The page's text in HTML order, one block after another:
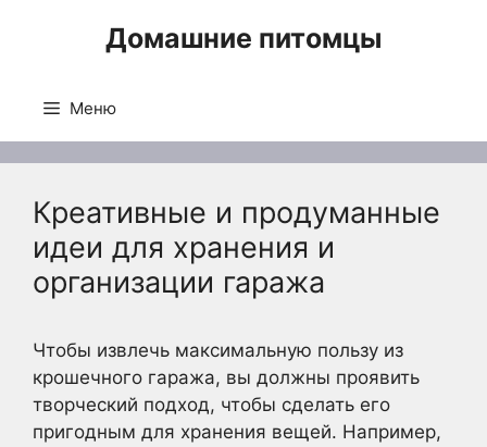
Домашние питомцы
Меню
Креативные и продуманные
идеи для хранения и
организации гаража
Чтобы извлечь максимальную пользу из
крошечного гаража, вы должны проявить
творческий подход, чтобы сделать его
пригодным для хранения вещей. Например,